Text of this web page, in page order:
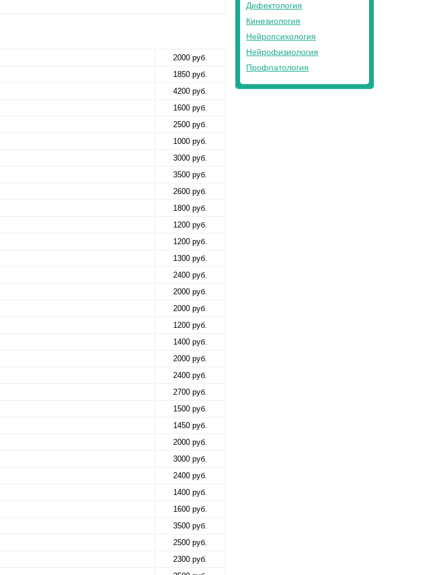
2000 руб.
1850 руб.
4200 руб.
1600 руб.
2500 руб.
1000 руб.
3000 руб.
3500 руб.
2600 руб.
1800 руб.
1200 руб.
1200 руб.
1300 руб.
2400 руб.
2000 руб.
2000 руб.
1200 руб.
1400 руб.
2000 руб.
2400 руб.
2700 руб.
1500 руб.
1450 руб.
2000 руб.
3000 руб.
2400 руб.
1400 руб.
1600 руб.
3500 руб.
2500 руб.
2300 руб.
Дефектология
Кинезиология
Нейропсихология
Нейрофизиология
Профпатология